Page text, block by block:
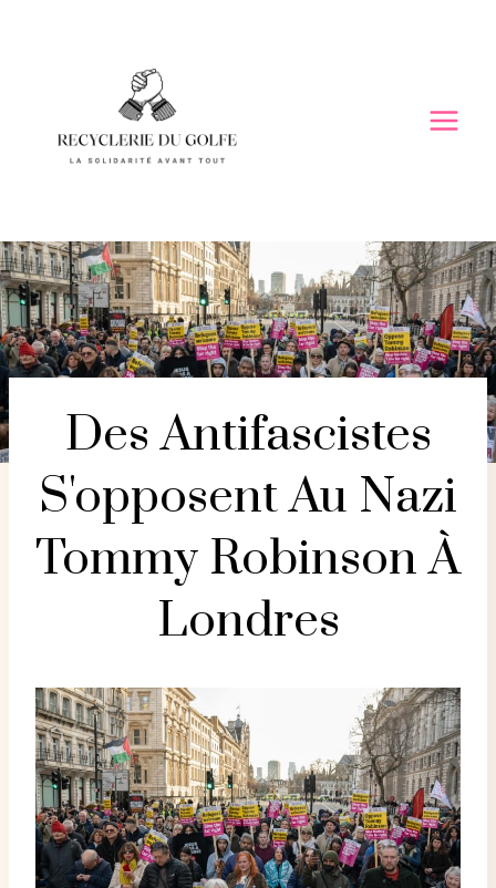
Des Antifascistes
S'opposent Au Nazi
Tommy Robinson À
Londres